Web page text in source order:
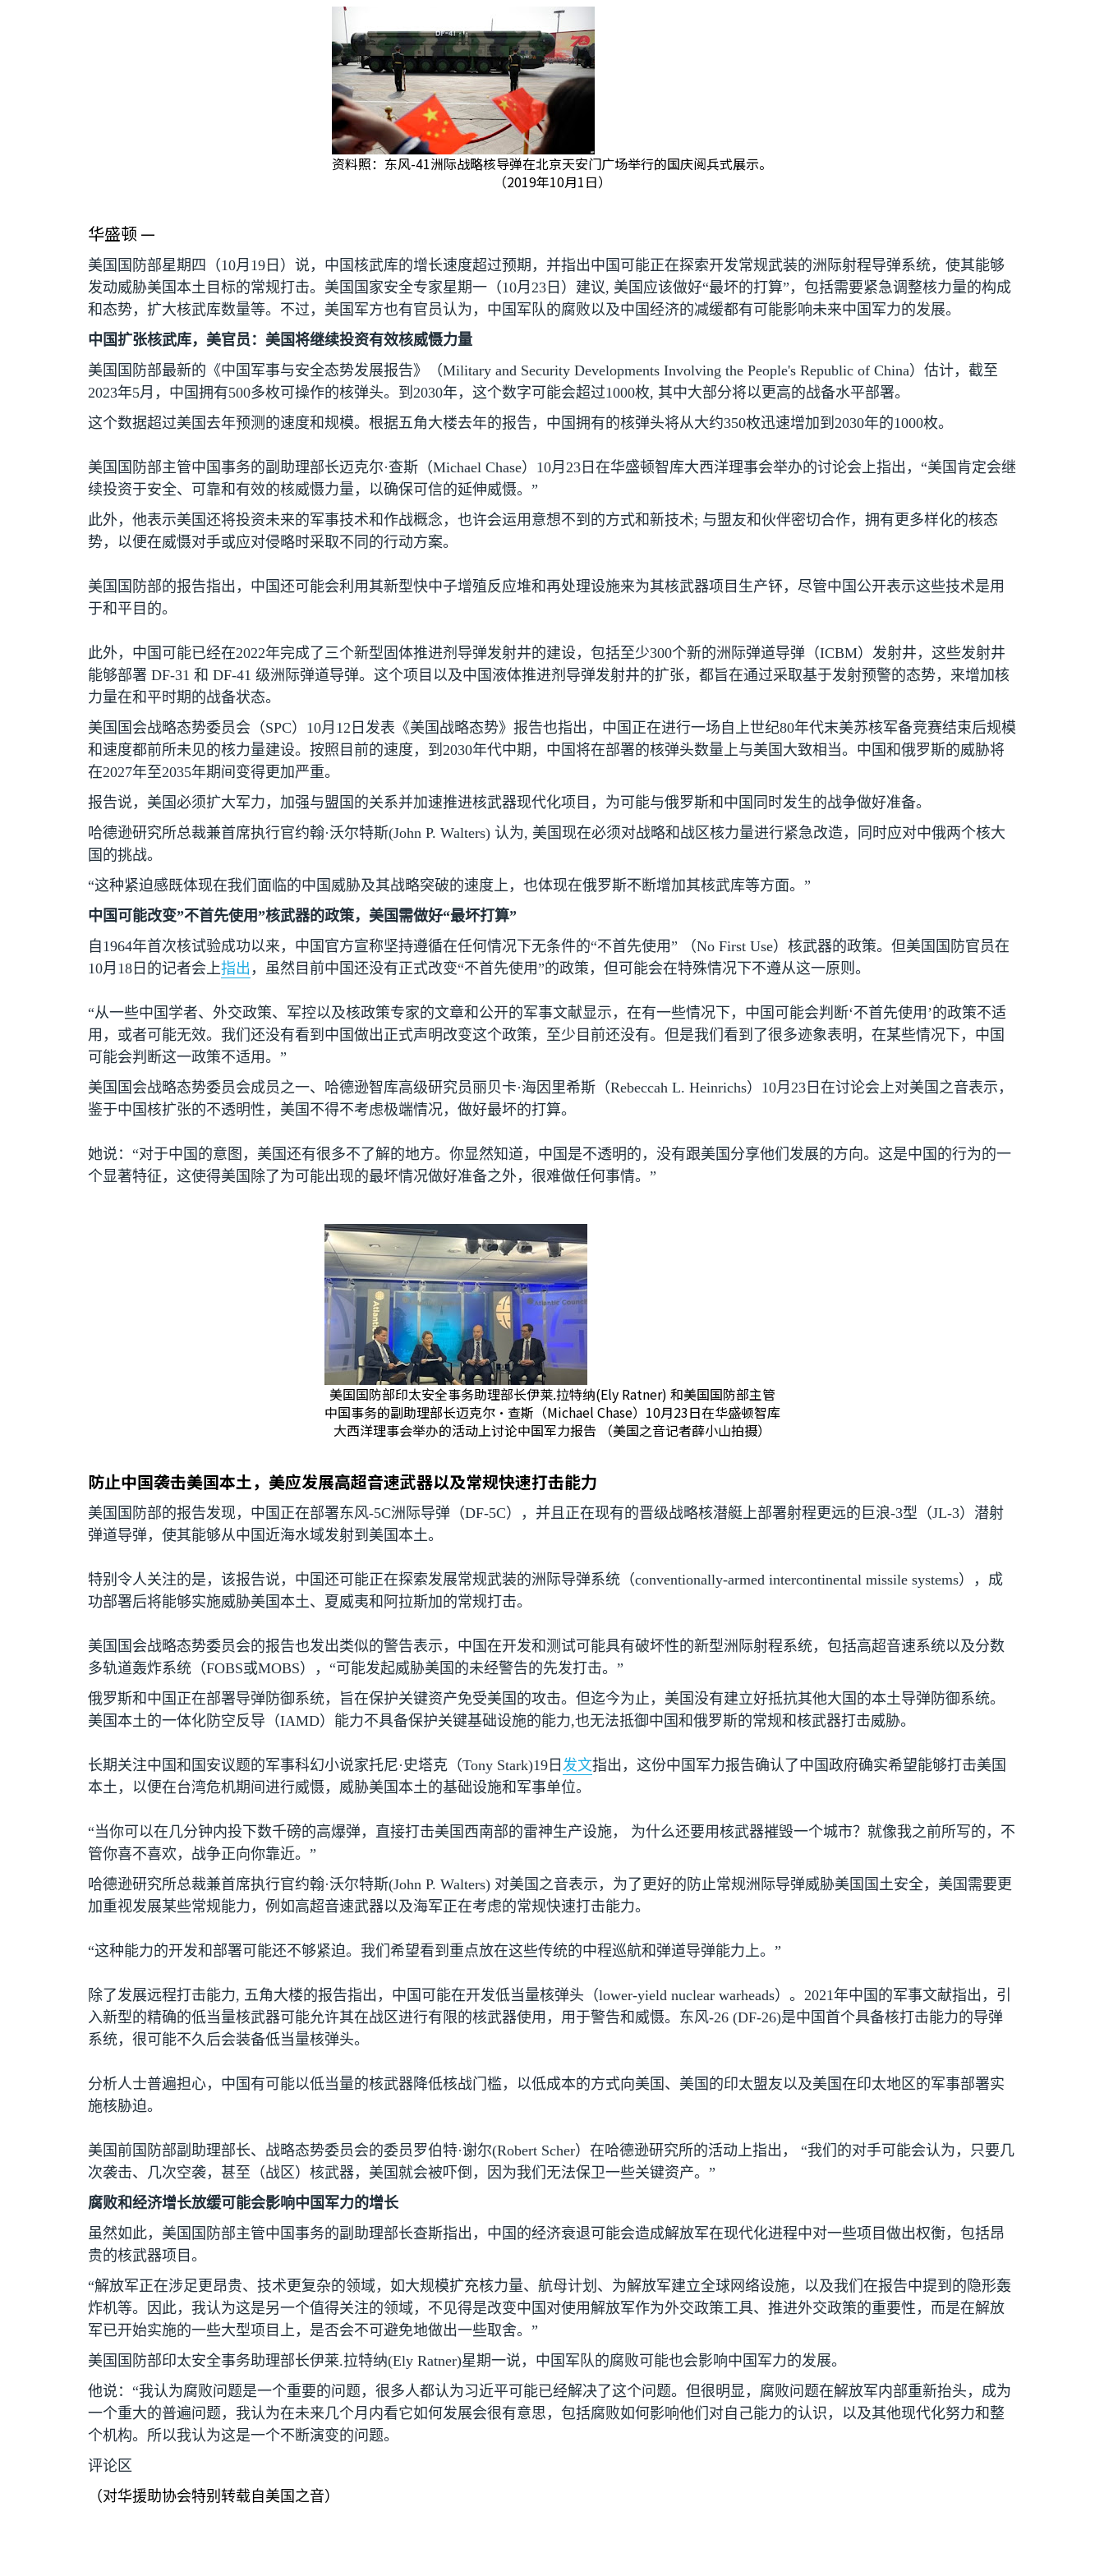
资料照：东风-41洲际战略核导弹在北京天安门广场举行的国庆阅兵式展示。
（2019年10月1日）
华盛顿 —
美国国防部星期四（10月 19 日）说，中国核武库的增长速度超过预期，并指出中国可能正在探索开发常规武装的洲际射程导弹系统，使其能够
发动威胁美国本土目标的常规打击。美国国家安全专家星期一（10月 23 日）建议, 美国应该做好“最坏的打算”，包括需要紧急调整核力量的构成
和态势，扩大核武库数量等。不过，美国军方也有官员认为，中国军队的腐败以及中国经济的减缓都有可能影响未来中国军力的发展。
中国扩张核武库，美官员：美国将继续投资有效核威慑力量
美国国防部最新的《中国军事与安全态势发展报告》（Military and Security Developments Involving the People's Republic of China）估计，截至
2023年5月，中国拥有500多枚可操作的核弹头。到 2030年，这个数字可能会超过1000枚, 其中大部分将以更高的战备水平部署。
这个数据超过美国去年预测的速度和规模。根据五角大楼去年的报告，中国拥有的核弹头将从大约350枚迅速增加到 2030年的1000枚。
美国国防部主管中国事务的副助理部长迈克尔·查斯（Michael Chase） 10月 23 日在华盛顿智库大西洋理事会举办的讨论会上指出，“美国肯定会继
续投资于安全、可靠和有效的核威慑力量，以确保可信的延伸威慑。”
此外，他表示美国还将投资未来的军事技术和作战概念，也许会运用意想不到的方式和新技术; 与盟友和伙伴密切合作，拥有更多样化的核态
势，以便在威慑对手或应对侵略时采取不同的行动方案。
美国国防部的报告指出，中国还可能会利用其新型快中子增殖反应堆和再处理设施来为其核武器项目生产钚，尽管中国公开表示这些技术是用
于和平目的。
此外，中国可能已经在2022年完成了三个新型固体推进剂导弹发射井的建设，包括至少300个新的洲际弹道导弹（ICBM）发射井，这些发射井
能够部署 DF-31 和 DF-41 级洲际弹道导弹。这个项目以及中国液体推进剂导弹发射井的扩张，都旨在通过采取基于发射预警的态势，来增加核
力量在和平时期的战备状态。
美国国会战略态势委员会（SPC） 10月 12 日发表《美国战略态势》报告也指出，中国正在进行一场自上世纪80年代末美苏核军备竞赛结束后规模
和速度都前所未见的核力量建设。按照目前的速度，到 2030年代中期，中国将在部署的核弹头数量上与美国大致相当。中国和俄罗斯的威胁将
在2027年至2035年期间变得更加严重。
报告说，美国必须扩大军力，加强与盟国的关系并加速推进核武器现代化项目，为可能与俄罗斯和中国同时发生的战争做好准备。
哈德逊研究所总裁兼首席执行官约翰·沃尔特斯(John P. Walters) 认为, 美国现在必须对战略和战区核力量进行紧急改造，同时应对中俄两个核大
国的挑战。
“这种紧迫感既体现在我们面临的中国威胁及其战略突破的速度上，也体现在俄罗斯不断增加其核武库等方面。”
中国可能改变”不首先使用”核武器的政策，美国需做好“最坏打算”
自 1964年首次核试验成功以来，中国官方宣称坚持遵循在任何情况下无条件的“不首先使用” （No First Use）核武器的政策。但美国国防官员在
10月 18 日的记者会上指出 ，虽然目前中国还没有正式改变“不首先使用”的政策，但可能会在特殊情况下不遵从这一原则。
“从一些中国学者、外交政策、军控以及核政策专家的文章和公开的军事文献显示，在有一些情况下，中国可能会判断‘不首先使用’的政策不适
用，或者可能无效。我们还没有看到中国做出正式声明改变这个政策，至少目前还没有。但是我们看到了很多迹象表明，在某些情况下，中国
可能会判断这一政策不适用。”
美国国会战略态势委员会成员之一、哈德逊智库高级研究员丽贝卡·海因里希斯（Rebeccah L. Heinrichs） 10月 23 日在讨论会上对美国之音表示，
鉴于中国核扩张的不透明性，美国不得不考虑极端情况，做好最坏的打算。
她说：“对于中国的意图，美国还有很多不了解的地方。你显然知道，中国是不透明的，没有跟美国分享他们发展的方向。这是中国的行为的一
个显著特征，这使得美国除了为可能出现的最坏情况做好准备之外，很难做任何事情。”
美国国防部印太安全事务助理部长伊莱.拉特纳(Ely Ratner) 和美国国防部主管
中国事务的副助理部长迈克尔·查斯（Michael Chase）10月23日在华盛顿智库
大西洋理事会举办的活动上讨论中国军力报告 （美国之音记者薛小山拍摄）
防止中国袭击美国本土，美应发展高超音速武器以及常规快速打击能力
美国国防部的报告发现，中国正在部署东风-5C洲际导弹（DF-5C），并且正在现有的晋级战略核潜艇上部署射程更远的巨浪-3型（JL-3）潜射
弹道导弹，使其能够从中国近海水域发射到美国本土。
特别令人关注的是，该报告说，中国还可能正在探索发展常规武装的洲际导弹系统（conventionally-armed intercontinental missile systems），成
功部署后将能够实施威胁美国本土、夏威夷和阿拉斯加的常规打击。
美国国会战略态势委员会的报告也发出类似的警告表示，中国在开发和测试可能具有破坏性的新型洲际射程系统，包括高超音速系统以及分数
多轨道轰炸系统（FOBS或MOBS），“可能发起威胁美国的未经警告的先发打击。”
俄罗斯和中国正在部署导弹防御系统，旨在保护关键资产免受美国的攻击。但迄今为止，美国没有建立好抵抗其他大国的本土导弹防御系统。
美国本土的一体化防空反导（IAMD）能力不具备保护关键基础设施的能力,也无法抵御中国和俄罗斯的常规和核武器打击威胁。
长期关注中国和国安议题的军事科幻小说家托尼·史塔克（Tony Stark)19 日 发文指出，这份中国军力报告确认了中国政府确实希望能够打击美国
本土，以便在台湾危机期间进行威慑，威胁美国本土的基础设施和军事单位。
“当你可以在几分钟内投下数千磅的高爆弹，直接打击美国西南部的雷神生产设施， 为什么还要用核武器摧毁一个城市？就像我之前所写的，不
管你喜不喜欢，战争正向你靠近。”
哈德逊研究所总裁兼首席执行官约翰·沃尔特斯(John P. Walters) 对美国之音表示，为了更好的防止常规洲际导弹威胁美国国土安全，美国需要更
加重视发展某些常规能力，例如高超音速武器以及海军正在考虑的常规快速打击能力。
“这种能力的开发和部署可能还不够紧迫。我们希望看到重点放在这些传统的中程巡航和弹道导弹能力上。”
除了发展远程打击能力, 五角大楼的报告指出，中国可能在开发低当量核弹头（lower-yield nuclear warheads）。 2021年中国的军事文献指出，引
入新型的精确的低当量核武器可能允许其在战区进行有限的核武器使用，用于警告和威慑。东风-26 (DF-26)是中国首个具备核打击能力的导弹
系统，很可能不久后会装备低当量核弹头。
分析人士普遍担心，中国有可能以低当量的核武器降低核战门槛，以低成本的方式向美国、美国的印太盟友以及美国在印太地区的军事部署实
施核胁迫。
美国前国防部副助理部长、战略态势委员会的委员罗伯特·谢尔(Robert Scher）在哈德逊研究所的活动上指出， “我们的对手可能会认为，只要几
次袭击、几次空袭，甚至（战区）核武器，美国就会被吓倒，因为我们无法保卫一些关键资产。”
腐败和经济增长放缓可能会影响中国军力的增长
虽然如此，美国国防部主管中国事务的副助理部长查斯指出，中国的经济衰退可能会造成解放军在现代化进程中对一些项目做出权衡，包括昂
贵的核武器项目。
“解放军正在涉足更昂贵、技术更复杂的领域，如大规模扩充核力量、航母计划、为解放军建立全球网络设施，以及我们在报告中提到的隐形轰
炸机等。因此，我认为这是另一个值得关注的领域，不见得是改变中国对使用解放军作为外交政策工具、推进外交政策的重要性，而是在解放
军已开始实施的一些大型项目上，是否会不可避免地做出一些取舍。”
美国国防部印太安全事务助理部长伊莱.拉特纳(Ely Ratner)星期一说，中国军队的腐败可能也会影响中国军力的发展。
他说：“我认为腐败问题是一个重要的问题，很多人都认为习近平可能已经解决了这个问题。但很明显，腐败问题在解放军内部重新抬头，成为
一个重大的普遍问题，我认为在未来几个月内看它如何发展会很有意思，包括腐败如何影响他们对自己能力的认识，以及其他现代化努力和整
个机构。所以我认为这是一个不断演变的问题。
评论区
（对华援助协会特别转载自美国之音）